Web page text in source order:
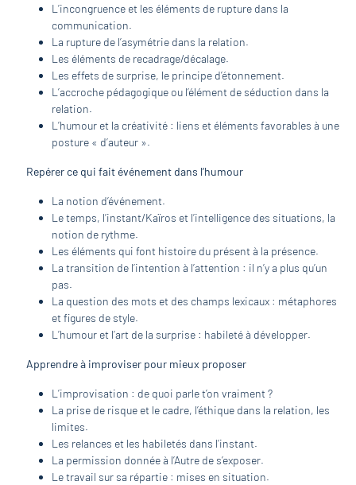
L’incongruence et les éléments de rupture dans la
communication.
La rupture de l’asymétrie dans la relation.
Les éléments de recadrage/décalage.
Les effets de surprise, le principe d’étonnement.
L’accroche pédagogique ou l’élément de séduction dans la
relation.
L’humour et la créativité : liens et éléments favorables à une
posture « d’auteur ».
Repérer ce qui fait événement dans l’humour
La notion d’événement.
Le temps, l’instant/Kaïros et l’intelligence des situations, la
notion de rythme.
Les éléments qui font histoire du présent à la présence.
La transition de l’intention à l’attention : il n’y a plus qu’un
pas.
La question des mots et des champs lexicaux : métaphores
et figures de style.
L’humour et l’art de la surprise : habileté à développer.
Apprendre à improviser pour mieux proposer
L’improvisation : de quoi parle t’on vraiment ?
La prise de risque et le cadre, l’éthique dans la relation, les
limites.
Les relances et les habiletés dans l’instant.
La permission donnée à l’Autre de s’exposer.
Le travail sur sa répartie : mises en situation.